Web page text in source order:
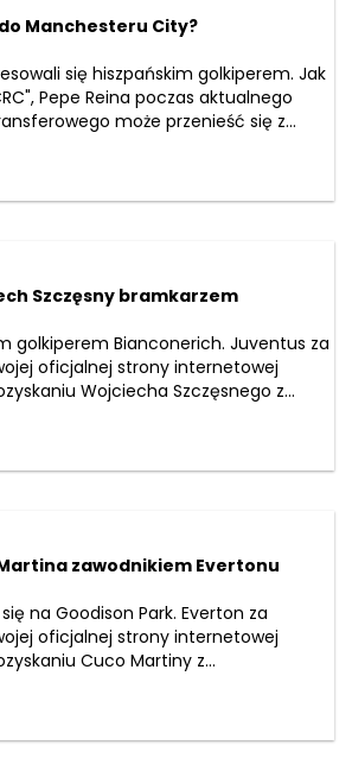
Manchesteru City?
się hiszpańskim golkiperem. Jak
Pepe Reina poczas aktualnego
może przenieść się z...
Szczęsny bramkarzem
golkiperem Bianconerich. Juventus za
oficjalnej strony internetowej
Wojciecha Szczęsnego z...
zawodnikiem Evertonu
na Goodison Park. Everton za
oficjalnej strony internetowej
Cuco Martiny z...